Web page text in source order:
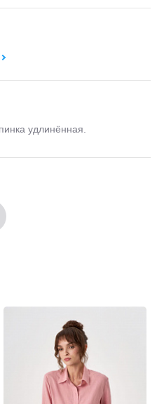
удлинённая.